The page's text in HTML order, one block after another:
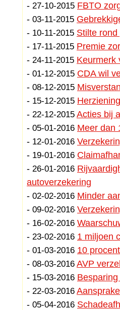
- 27-10-2015 FBTO
- 03-11-2015
- 10-11-2015 Stilte
- 17-11-2015 Premie
- 24-11-2015 Keurmerk
- 01-12-2015 CDA wil
- 08-12-2015
- 15-12-2015
- 22-12-2015 Acties bij
- 05-01-2016 Meer dan
- 12-01-2016
- 19-01-2016
- 26-01-2016
autoverzekering
- 02-02-2016 Minder
- 09-02-2016
- 16-02-2016
- 23-02-2016 1 miljoen
- 01-03-2016 10
- 08-03-2016 AVP
- 15-03-2016
- 22-03-2016
- 05-04-2016